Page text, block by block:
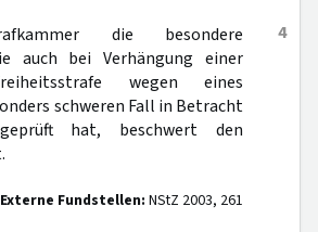
4
die besondere
auch bei Verhängung einer
wegen eines
schweren Fall in Betracht
hat, beschwert den
Externe Fundstellen: NStZ 2003, 261